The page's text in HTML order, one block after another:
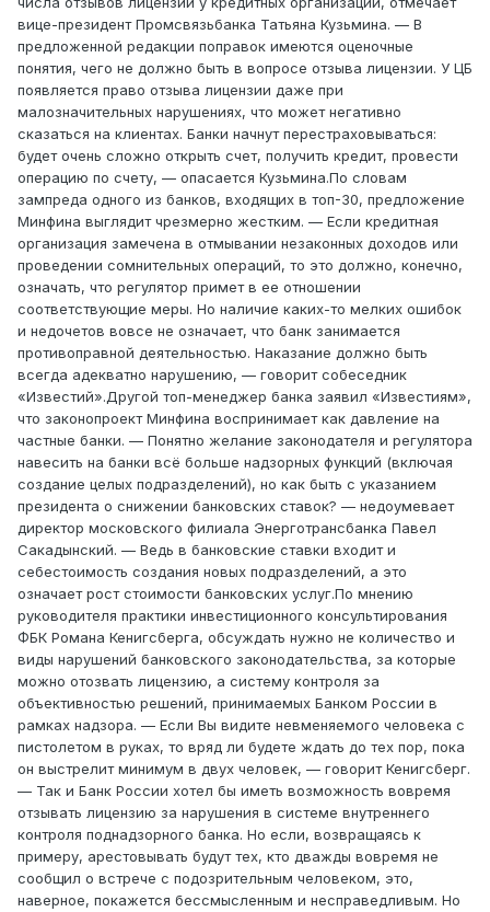
вице-президент Промсвязьбанка Татьяна Кузьмина. — В
предложенной редакции поправок имеются оценочные
понятия, чего не должно быть в вопросе отзыва лицензии. У ЦБ
появляется право отзыва лицензии даже при
малозначительных нарушениях, что может негативно
сказаться на клиентах. Банки начнут перестраховываться:
будет очень сложно открыть счет, получить кредит, провести
операцию по счету, — опасается Кузьмина.По словам
зампреда одного из банков, входящих в топ-30, предложение
Минфина выглядит чрезмерно жестким. — Если кредитная
организация замечена в отмывании незаконных доходов или
проведении сомнительных операций, то это должно, конечно,
означать, что регулятор примет в ее отношении
соответствующие меры. Но наличие каких-то мелких ошибок
и недочетов вовсе не означает, что банк занимается
противоправной деятельностью. Наказание должно быть
всегда адекватно нарушению, — говорит собеседник
«Известий».Другой топ-менеджер банка заявил «Известиям»,
что законопроект Минфина воспринимает как давление на
частные банки. — Понятно желание законодателя и регулятора
навесить на банки всё больше надзорных функций (включая
создание целых подразделений), но как быть с указанием
президента о снижении банковских ставок? — недоумевает
директор московского филиала Энерготрансбанка Павел
Сакадынский. — Ведь в банковские ставки входит и
себестоимость создания новых подразделений, а это
означает рост стоимости банковских услуг.По мнению
руководителя практики инвестиционного консультирования
ФБК Романа Кенигсберга, обсуждать нужно не количество и
виды нарушений банковского законодательства, за которые
можно отозвать лицензию, а систему контроля за
объективностью решений, принимаемых Банком России в
рамках надзора. — Если Вы видите невменяемого человека с
пистолетом в руках, то вряд ли будете ждать до тех пор, пока
он выстрелит минимум в двух человек, — говорит Кенигсберг.
— Так и Банк России хотел бы иметь возможность вовремя
отзывать лицензию за нарушения в системе внутреннего
контроля поднадзорного банка. Но если, возвращаясь к
примеру, арестовывать будут тех, кто дважды вовремя не
сообщил о встрече с подозрительным человеком, это,
наверное, покажется бессмысленным и несправедливым. Но